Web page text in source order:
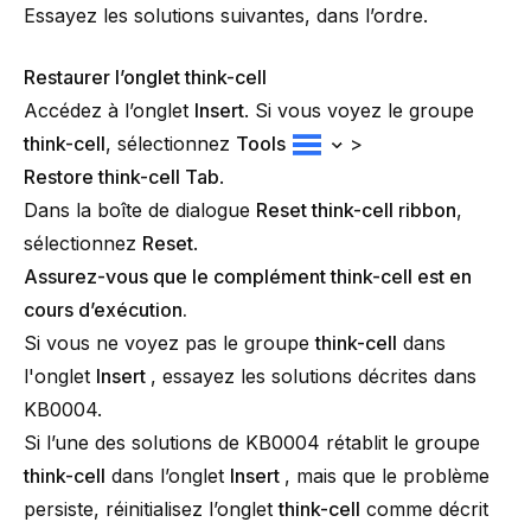
Essayez les solutions suivantes, dans l’ordre.
Restaurer l’onglet think-cell
Accédez à l’onglet Insert. Si vous voyez le groupe
think-cell, sélectionnez Tools
>
Restorethink-cell Tab.
Dans la boîte de dialogue Resetthink-cell ribbon,
sélectionnez Reset.
Assurez-vous que le complément think-cell est en
cours d’exécution.
Si vous ne voyez pas le groupethink-cell dans
l'onglet Insert , essayez les solutions décrites dans
KB0004.
Si l’une des solutions de KB0004 rétablit le groupe
think-cell dans l’onglet Insert , mais que le problème
persiste, réinitialisez l’ongletthink-cell comme décrit